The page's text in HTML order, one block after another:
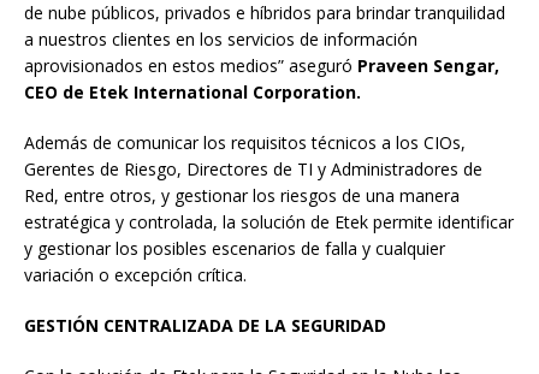
de nube públicos, privados e híbridos para brindar tranquilidad
a nuestros clientes en los servicios de información
aprovisionados en estos medios” aseguró Praveen Sengar,
CEO de Etek International Corporation.
Además de comunicar los requisitos técnicos a los CIOs,
Gerentes de Riesgo, Directores de TI y Administradores de
Red, entre otros, y gestionar los riesgos de una manera
estratégica y controlada, la solución de Etek permite identificar
y gestionar los posibles escenarios de falla y cualquier
variación o excepción crítica.
GESTIÓN CENTRALIZADA DE LA SEGURIDAD